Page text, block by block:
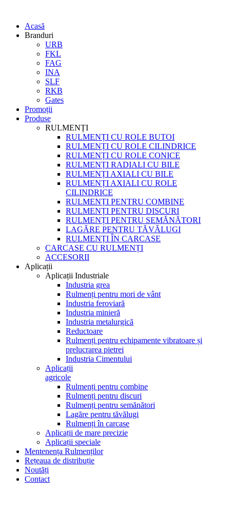
Acasă
Branduri
URB
FKL
FAG
INA
SLF
RKB
Gates
Promoții
Produse
RULMENȚI
RULMENȚI CU ROLE BUTOI
RULMENȚI CU ROLE CILINDRICE
RULMENȚI CU ROLE CONICE
RULMENȚI RADIALI CU BILE
RULMENȚI AXIALI CU BILE
RULMENȚI AXIALI CU ROLE
CILINDRICE
RULMENȚI PENTRU COMBINE
RULMENȚI PENTRU DISCURI
RULMENȚI PENTRU SEMĂNĂTORI
LAGĂRE PENTRU TĂVĂLUGI
RULMENȚI ÎN CARCASE
CARCASE CU RULMENȚI
ACCESORII
Aplicații
Aplicații Industriale
Industria grea
Rulmenți pentru mori de vânt
Industria feroviară
Industria minieră
Industria metalurgică
Reductoare
Rulmenți pentru echipamente vibratoare și
prelucrarea pietrei
Industria Cimentului
Aplicații
agricole
Rulmenți pentru combine
Rulmenți pentru discuri
Rulmenți pentru semănători
Lagăre pentru tăvălugi
Rulmenți în carcase
Aplicații de mare precizie
Aplicații speciale
Mentenența Rulmenților
Rețeaua de distribuție
Noutăți
Contact